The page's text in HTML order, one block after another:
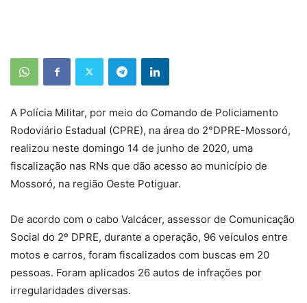
A Polícia Militar, por meio do Comando de Policiamento
Rodoviário Estadual (CPRE), na área do 2°DPRE-Mossoró,
realizou neste domingo 14 de junho de 2020, uma
fiscalização nas RNs que dão acesso ao município de
Mossoró, na região Oeste Potiguar.
De acordo com o cabo Valcácer, assessor de Comunicação
Social do 2º DPRE, durante a operação, 96 veículos entre
motos e carros, foram fiscalizados com buscas em 20
pessoas. Foram aplicados 26 autos de infrações por
irregularidades diversas.